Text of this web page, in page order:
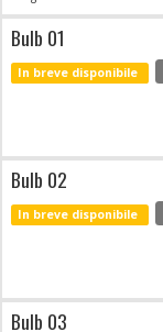
Bulb 01
In breve disponibile
Bulb 02
In breve disponibile
Bulb 03